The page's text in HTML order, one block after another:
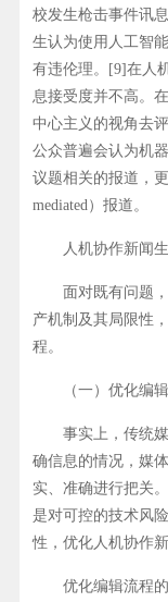
校发生枪击事件讯
生认为使用人工智
有违伦理。[9]在人
息接受度并不高。
中心主义的视角去
公众普遍会认为机
议题相关的报道，
mediated）报道。
人机协作新闻生
面对既有问题，
产机制及其局限性
程。
（一）优化编辑
事实上，传统媒
确信息的情况，媒
实、准确进行把关
是对可控的技术风
性，优化人机协作
优化编辑流程的